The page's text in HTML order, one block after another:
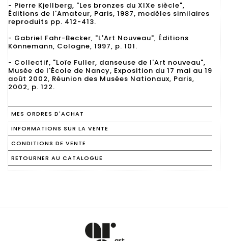
- Pierre Kjellberg, "Les bronzes du XIXe siècle",
Éditions de l'Amateur, Paris, 1987, modèles similaires
reproduits pp. 412-413.
- Gabriel Fahr-Becker, "L'Art Nouveau", Éditions
Könnemann, Cologne, 1997, p. 101.
- Collectif, "Loïe Fuller, danseuse de l'Art nouveau",
Musée de l'École de Nancy, Exposition du 17 mai au 19
août 2002, Réunion des Musées Nationaux, Paris,
2002, p. 122.
MES ORDRES D'ACHAT
INFORMATIONS SUR LA VENTE
CONDITIONS DE VENTE
RETOURNER AU CATALOGUE